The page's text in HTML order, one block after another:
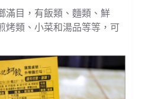
滿目，有飯類、麵類、鮮
烤類、小菜和湯品等等，可